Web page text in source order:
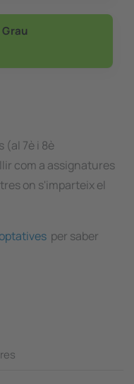
Grau
(al 7è i 8è
com a assignatures
on s'imparteix el
per saber